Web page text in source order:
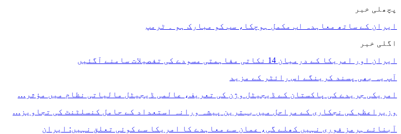
پچھلی خبر
ایران کے ساتھ معاہدہ اب مکمل ہوچکا، سب کو مبارک ہو ۔ ٹرمپ
اگلی خبر
ایران اور امریکا کے درمیان 14 نکاتی مفاہمتی مسودے کی تفصیلات سامنے آگئیں
آپ یہ بھی پسند کرینگے اس رائٹر کے مزید
امریکی جریدے کی پاکستان کے ڈیجیٹل وژن کی تعریف، عالمی ڈیجیٹل مالیاتی نظام میں مؤثر…
وزیراعظم کی نجکاری کے مراحل میں بہترین پیشہ ورانہ استعداد کے حامل کنسلٹنٹ کی تجاویز…
آبنائے ہرمز فوری نہیں کھلے گی، عمان سے معاہدے کا امریکا سے کوئی تعلق نہیں: ایران